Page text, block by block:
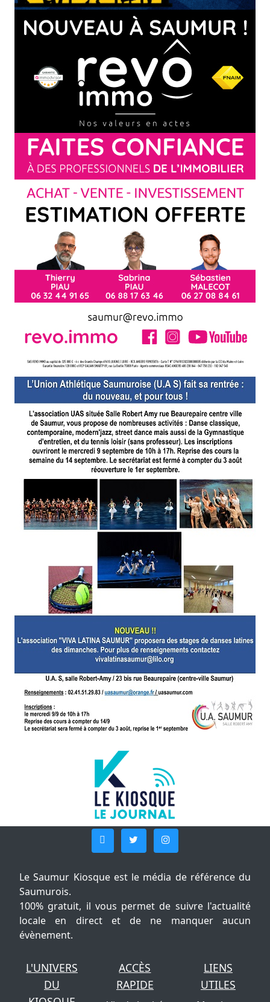
Le Saumur Kiosque est le média de référence du
Saumurois.
100% gratuit, il vous permet de suivre l'actualité
locale en direct et de ne manquer aucun
évènement.
L'UNIVERS
DU
ACCÈS
RAPIDE
LIENS
UTILES